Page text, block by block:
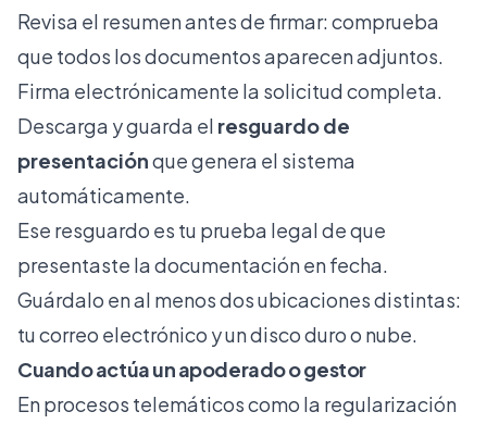
Revisa el resumen antes de firmar: comprueba
que todos los documentos aparecen adjuntos.
Firma electrónicamente la solicitud completa.
Descarga y guarda el resguardo de
presentaciónque genera el sistema
automáticamente.
Ese resguardo es tu prueba legal de que
presentaste la documentación en fecha.
Guárdalo en al menos dos ubicaciones distintas:
tu correo electrónico y un disco duro o nube.
Cuando actúa un apoderado o gestor
En procesos telemáticos como la regularización